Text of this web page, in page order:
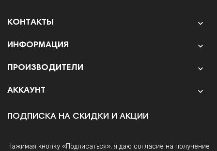
КОНТАКТЫ 
ИНФОРМАЦИЯ 
ПРОИЗВОДИТЕЛИ 
АККАУНТ 
ПОДПИСКА НА СКИДКИ И АКЦИИ
Нажимая кнопку «Подписаться», я даю согласие на получение